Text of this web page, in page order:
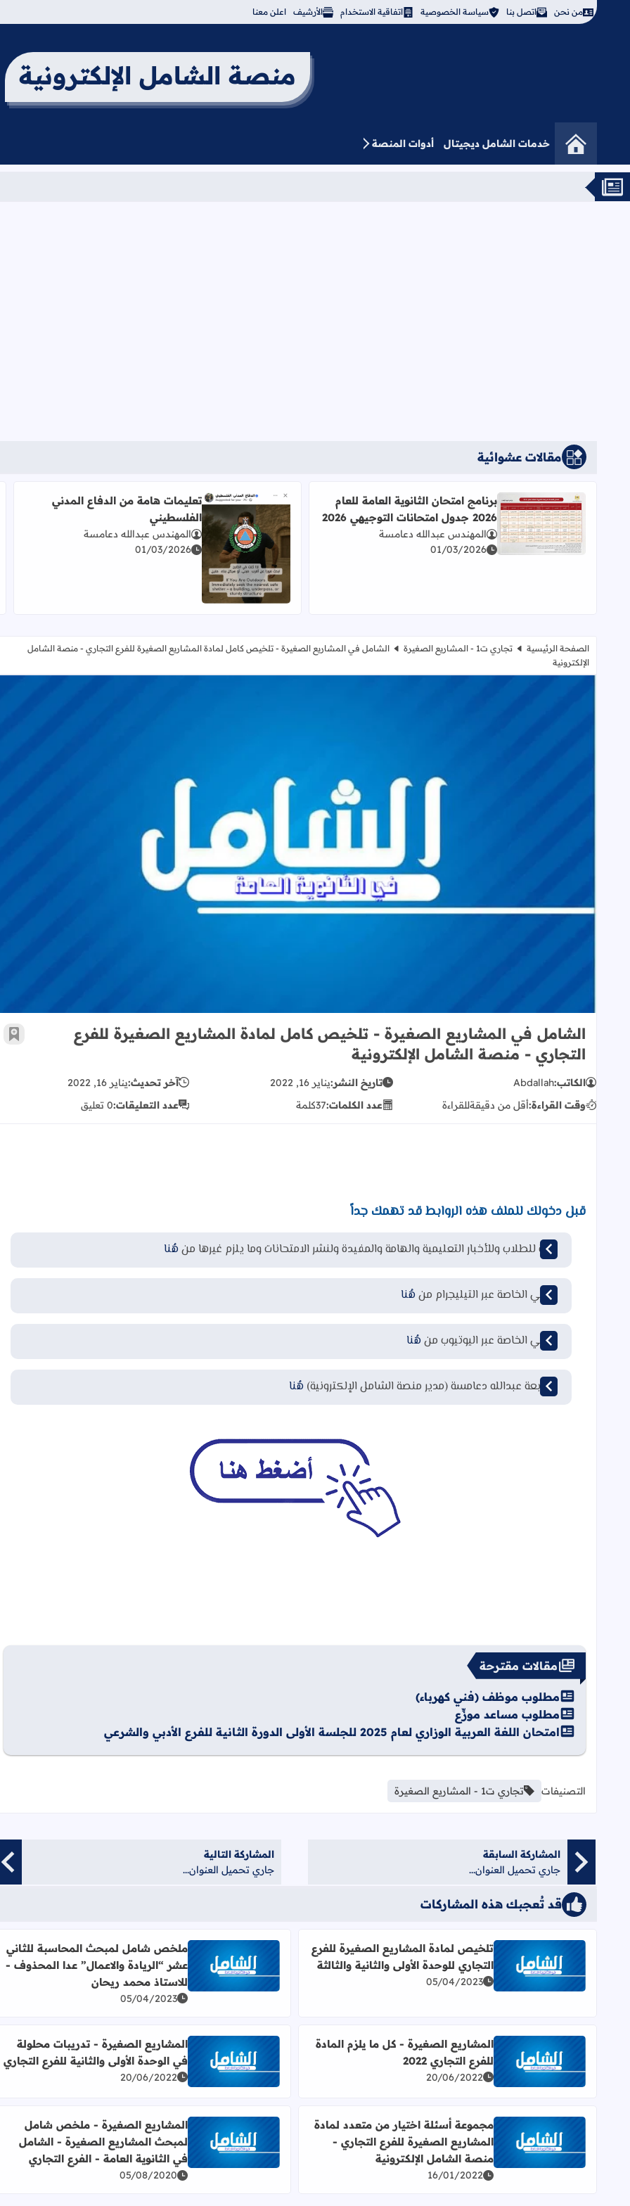
من نحن اتصل بنا سياسة الخصوصية اتفاقية الاستخدام الأرشيف اعلن معنا
منصة الشامل الإلكترونية
خدمات الشامل ديجيتال أدوات المنصة
مقالات عشوائية
اقرأ المزيد عن برنامج امتحان الثانوية العامة للعام 2026 جدول امتحانات التوجيهي 2026
برنامج امتحان الثانوية العامة للعام
2026 جدول امتحانات التوجيهي 2026
المهندس عبدالله دعامسة
01/03/2026
اقرأ المزيد عن تعليمات هامة من الدفاع المدني الفلسطيني
تعليمات هامة من الدفاع المدني
الفلسطيني
المهندس عبدالله دعامسة
01/03/2026
الصفحة الرئيسية تجاري ت1 - المشاريع الصغيرة
الشامل في المشاريع الصغيرة - تلخيص كامل لمادة المشاريع الصغيرة للفرع التجاري - منصة الشامل
الإلكترونية
الشامل في المشاريع الصغيرة - تلخيص كامل لمادة المشاريع الصغيرة
الشامل في المشاريع الصغيرة - تلخيص كامل لمادة المشاريع الصغيرة للفرع
التجاري - منصة الشامل الإلكترونية
الكاتب:Abdallah تاريخ النشر:يناير 16, 2022 آخر تحديث:يناير 16, 2022
وقت القراءة:أقل من دقيقةللقراءة عدد الكلمات:37كلمة عدد التعليقات:0 تعليق
قبل دخولك للملف هذه الروابط قد تهمك جداً
قناة للطلاب وللأخبار التعليمية والهامة والمفيدة ولنشر الامتحانات وما يلزم غيرها من هُنا
قناتي الخاصة عبر التيليجرام من هُنا
قناتي الخاصة عبر اليوتيوب من هُنا
لمتابعة عبدالله دعامسة (مدير منصة الشامل الإلكترونية) هُنا
مقالات مقترحة
مطلوب موظف (فني كهرباء)
مطلوب مساعد موزِّع
امتحان اللغة العربية الوزاري لعام 2025 للجلسة الأولى الدورة الثانية للفرع الأدبي والشرعي
التصنيفات تجاري ت1 - المشاريع الصغيرة
المشاركة السابقة
جاري تحميل العنوان...
المشاركة التالية
جاري تحميل العنوان...
قد تُعجبك هذه المشاركات
اقرأ المزيد عن تلخيص لمادة المشاريع الصغيرة للفرع التجاري للوحدة الأولى والثانية والثالثة
تلخيص لمادة المشاريع الصغيرة للفرع
التجاري للوحدة الأولى والثانية والثالثة
05/04/2023
اقرأ المزيد عن ملخص شامل لمبحث المحاسبة للثاني
ملخص شامل لمبحث المحاسبة للثاني
عشر “الريادة والاعمال” عدا المحذوف -
للاستاذ محمد ريحان
05/04/2023
اقرأ المزيد عن المشاريع الصغيرة - كل ما يلزم المادة للفرع التجاري 2022
المشاريع الصغيرة - كل ما يلزم المادة
للفرع التجاري 2022
20/06/2022
اقرأ المزيد عن المشاريع الصغيرة - تدريبات محلولة في
المشاريع الصغيرة - تدريبات محلولة
في الوحدة الأولى والثانية للفرع التجاري
20/06/2022
اقرأ المزيد عن مجموعة أسئلة اختيار من متعدد لمادة المشاريع الصغيرة للفرع التجاري - منصة الشامل الإلكترونية
مجموعة أسئلة اختيار من متعدد لمادة
المشاريع الصغيرة للفرع التجاري -
منصة الشامل الإلكترونية
16/01/2022
اقرأ المزيد عن المشاريع الصغيرة - ملخص شامل لمبحث
المشاريع الصغيرة - ملخص شامل
لمبحث المشاريع الصغيرة - الشامل
في الثانوية العامة - الفرع التجاري
05/08/2020